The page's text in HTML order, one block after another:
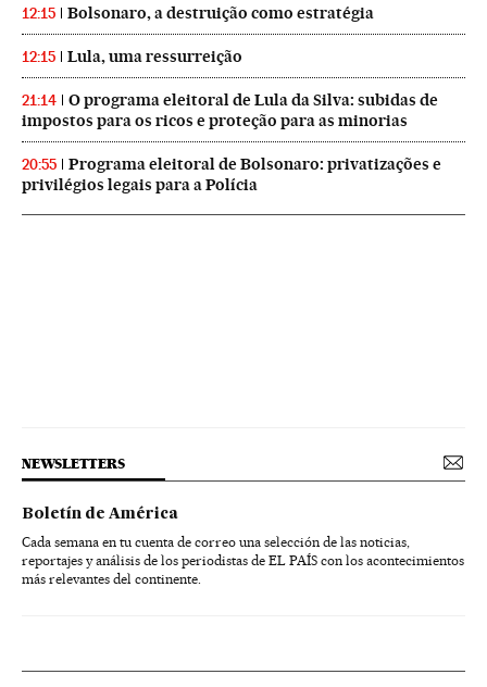
12:15 Bolsonaro, a destruição como estratégia
12:15 Lula, uma ressurreição
21:14
O programa eleitoral de Lula da Silva: subidas de
impostos para os ricos e proteção para as minorias
20:55
Programa eleitoral de Bolsonaro: privatizações e
privilégios legais para a Polícia
NEWSLETTERS
Boletín de América
Cada semana en tu cuenta de correo una selección de las noticias,
reportajes y análisis de los periodistas de EL PAÍS con los acontecimientos
más relevantes del continente.